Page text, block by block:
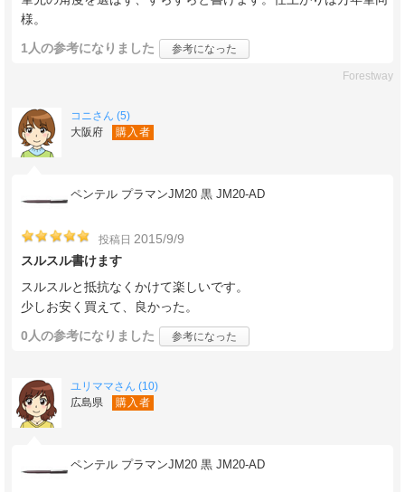
様。
1人の参考になりました 参考になった
Forestway
コニさん (5)
大阪府
購入者
ペンテル プラマンJM20 黒 JM20-AD
投稿日 2015/9/9
スルスル書けます
スルスルと抵抗なくかけて楽しいです。
少しお安く買えて、良かった。
0人の参考になりました 参考になった
ユリママさん (10)
広島県
購入者
ペンテル プラマンJM20 黒 JM20-AD